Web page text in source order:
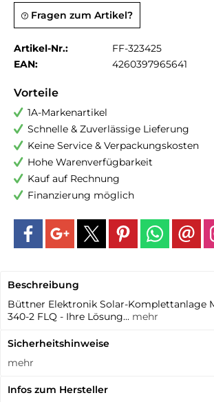
Fragen zum Artikel?
Artikel-Nr.:
FF-323425
EAN:
4260397965641
Vorteile
1A-Markenartikel
Schnelle & Zuverlässige Lieferung
Keine Service & Verpackungskosten
Hohe Warenverfügbarkeit
Kauf auf Rechnung
Finanzierung möglich
Beschreibung
Büttner Elektronik Solar-Komplettanlage
340-2 FLQ - Ihre Lösung... mehr
Sicherheitshinweise
mehr
Infos zum Hersteller